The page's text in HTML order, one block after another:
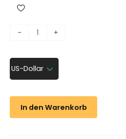
-
l
i
+
US-Dollar
In den Warenkorb